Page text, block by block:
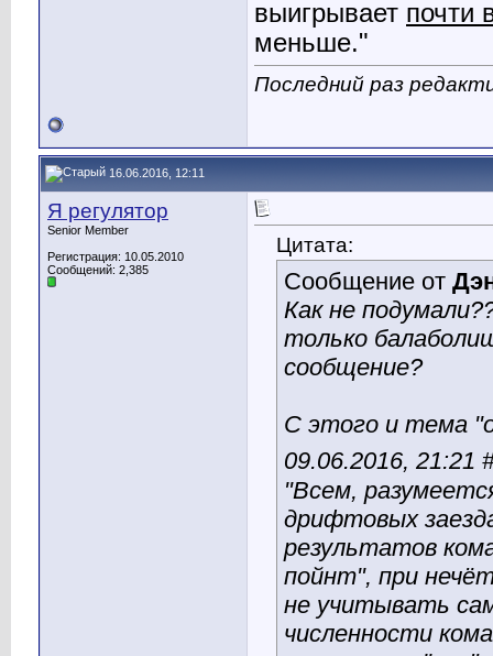
выигрывает почти
меньше."
Последний раз
16.06.2016, 12:11
Я регулятор
Senior Member
Регистрация: 10.05.2010
Сообщений: 2,385
Цитата:
Сообщение от
Как не
только
сообщение?
С этого и тема
09.06.2016, 21:21
"Всем,
дрифтовых
результатов
пойнт", при
не учитывать
численности